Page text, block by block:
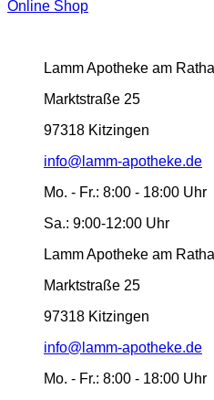
Online Shop
Lamm Apotheke am
Marktstraße 25
97318 Kitzingen
info@lamm-apotheke.de
Mo. - Fr.: 8:00 - 18:00 Uhr
Sa.: 9:00-12:00 Uhr
Lamm Apotheke am
Marktstraße 25
97318 Kitzingen
info@lamm-apotheke.de
Mo. - Fr.: 8:00 - 18:00 Uhr